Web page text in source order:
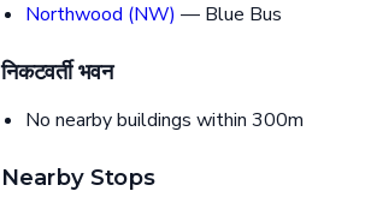
Northwood (NW) — Blue Bus
निकटवर्ती भवन
No nearby buildings within 300m
Nearby Stops